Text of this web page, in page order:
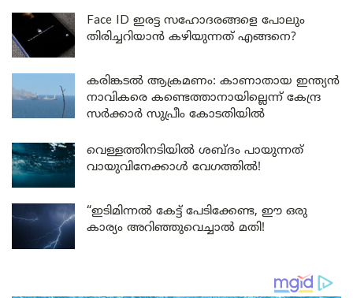
Face ID ഇരട്ട സഹോദരങ്ങളെ പോലും
തിരിച്ചറിയാൻ കഴിയുന്നത് എങ്ങനെ?
കരിങ്കടൽ ആക്രമണം: കാണാതായ ഇന്ത്യൻ
നാവികരെ കണ്ടെത്താനായില്ലെന്ന് കേന്ദ്ര
സർക്കാർ സുപ്രീം കോടതിയിൽ
വെള്ളത്തിനടിയിൽ ശബ്ദം പായുന്നത്
വായുവിനേക്കാൾ വേഗത്തിൽ!
“ഇടിമിന്നൽ കേട്ട് പേടിക്കേണ്ട, ഈ ഒരു
കാര്യം അറിഞ്ഞുവെച്ചാൽ മതി!